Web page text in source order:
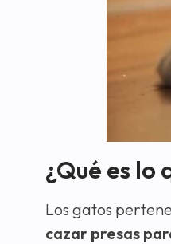
¿Qué es lo
Los gatos
cazar presas